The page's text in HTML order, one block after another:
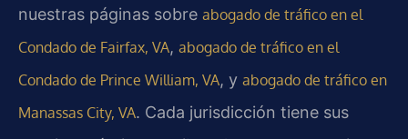
nuestras páginas sobre abogado de tráfico en el
Condado de Fairfax, VA, abogado de tráfico en el
Condado de Prince William, VA, y abogado de tráfico en
Manassas City, VA. Cada jurisdicción tiene sus